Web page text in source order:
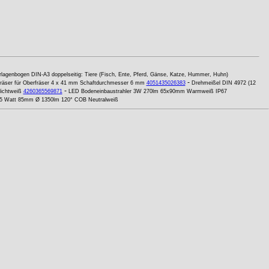
DIN-A3 doppelseitig: Tiere (Fisch, Ente, Pferd, Gänse, Katze, Hummer, Huhn)
für Oberfräser 4 x 41 mm Schaftdurchmesser 6 mm 4051435026383- Drehmeißel DIN 4972 (12
4260365569871- LED Bodeneinbaustrahler 3W 270lm 65x90mm Warmweiß IP67
Watt 85mm Ø 1350lm 120° COB Neutralweiß